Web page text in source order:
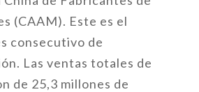
(CAAM). Este es el
consecutivo de
Las ventas totales de
de 25,3 millones de